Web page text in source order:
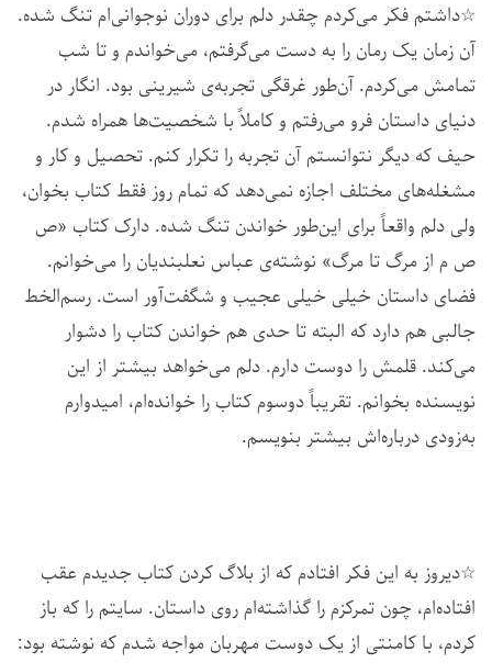
☆داشتم فکر می‌کردم چقدر دلم برای دوران نوجوانی‌ام تنگ شده.
آن زمان یک رمان را به دست می‌گرفتم، می‌خواندم و تا شب
تمامش می‌کردم. آن‌‌طور غرقگی تجربه‌ی شیرینی بود. انگار در
دنیای داستان فرو می‌رفتم و کاملاً با شخصیت‌ها همراه شدم.
حیف که دیگر نتوانستم آن تجربه را تکرار کنم. تحصیل و کار و
مشغله‌های مختلف اجازه نمی‌دهد که تمام روز فقط کتاب بخوان،
ولی دلم واقعاً برای این‌طور خواندن تنگ شده. دارک کتاب «ص
ص م از مرگ تا مرگ» نوشته‌ی عباس نعلبندیان را می‌خوانم.
فضای داستان خیلی خیلی عجیب و شگفت‌آور است. رسم‌الخط
جالبی هم دارد که البته تا حدی هم خواندن کتاب را دشوار
می‌کند. قلمش را دوست دارم. دلم می‌خواهد بیشتر از این
نویسنده بخوانم. تقریباً دوسوم کتاب را خوانده‌ام، امیدوارم
به‌زودی درباره‌اش بیشتر بنویسم.
☆دیروز به این فکر افتادم که از بلاگ کردن کتاب جدیدم عقب
افتاده‌ام، چون تمرکزم را گذاشته‌ام روی داستان. سایتم را که باز
کردم، با کامنتی از یک دوست مهربان مواجه شدم که نوشته بود: